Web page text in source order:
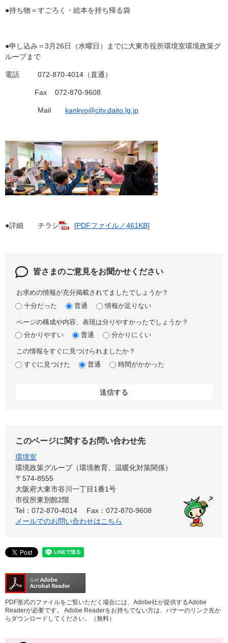
●持ち物＝すごろく・絵本を持ち帰る袋
●申し込み＝3月26日（水曜日）までに大東市役所環境室環境政策グ
ループまで
電話 072-870-4014（直通）
Fax 072-870-9608
Mail kankyo@city.daito.lg.jp
●詳細 チラシ [PDFファイル／461KB]
皆さまのご意見をお聞かせください
お求めの情報が充分掲載されてましたでしょうか？
十分だった
普通 情報が足りない
ページの構成や内容、表現は分りやすかったでしょうか？
分かりやすい
普通 分かりにくい
この情報をすぐに見つけられましたか？
すぐに見つけた
普通 時間がかかった
このページに関するお問い合わせ先
環境室
環境政策グループ（環境教育、温暖化対策関係）
〒574-8555
大阪府大東市谷川一丁目1番1号
市役所東別館2階
Tel：072-870-4014
Fax：072-870-9608
メールでのお問い合わせはこちら
PDF形式のファイルをご覧いただく場合には、Adobe社が提供するAdobe
Readerが必要です。
Adobe Readerをお持ちでない方は、バナーのリンク先か
らダウンロードしてください。（無料）